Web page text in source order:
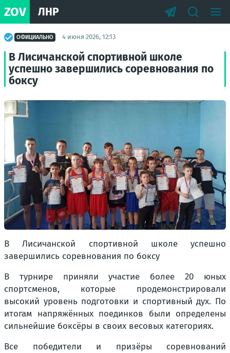
ZOV ЛНР
ОФИЦИАЛЬНО 4 июня 2026, 12:13
В Лисичанской спортивной школе
успешно завершились соревнования по
боксу
В Лисичанской спортивной школе успешно
завершились соревнования по боксу
В турнире приняли участие более 20 юных
спортсменов, которые продемонстрировали
высокий уровень подготовки и спортивный дух. По
итогам напряжённых поединков были определены
сильнейшие боксёры в своих весовых категориях.
Все победители и призёры соревнований